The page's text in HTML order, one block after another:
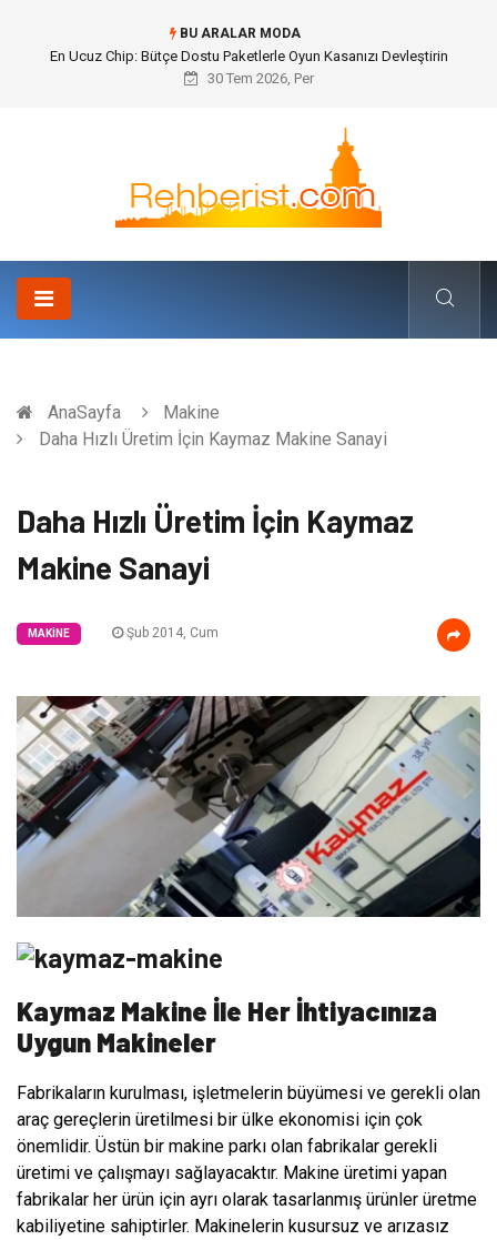
BU ARALAR MODA
Bohem Ev Dekoru Nedir?
30 Tem 2026, Per
AnaSayfa
Makine
Daha Hızlı Üretim İçin Kaymaz Makine Sanayi
Daha Hızlı Üretim İçin Kaymaz
Makine Sanayi
MAKINE Şub 2014, Cum
Kaymaz Makine İle Her İhtiyacınıza
Uygun Makineler
Fabrikaların kurulması, işletmelerin büyümesi ve gerekli olan
araç gereçlerin üretilmesi bir ülke ekonomisi için çok
önemlidir. Üstün bir makine parkı olan fabrikalar gerekli
üretimi ve çalışmayı sağlayacaktır. Makine üretimi yapan
fabrikalar her ürün için ayrı olarak tasarlanmış ürünler üretme
kabiliyetine sahiptirler. Makinelerin kusursuz ve arızasız